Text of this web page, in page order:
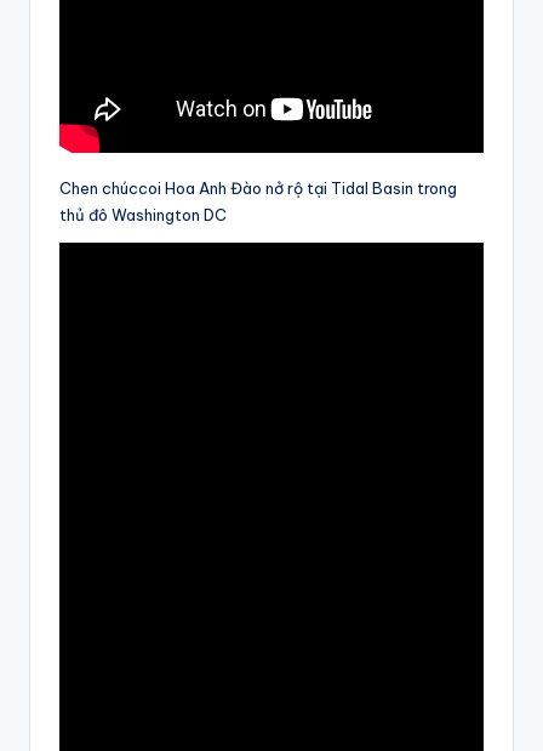
Chen chúccoi Hoa Anh Đào nở rộ tại Tidal Basin trong
thủ đô Washington DC